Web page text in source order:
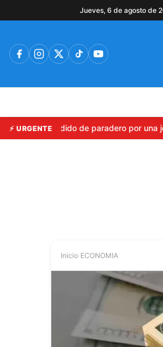
Jueves, 6 de agosto de
⚡ URGENTE
Emiten pedido de paradero por una
Inicio ECONOMIA